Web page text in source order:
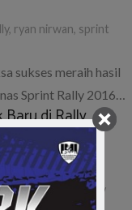
, ryan nirwan, sprint
sukses meraih hasil
Sprint Rally 2016…
di Rally
tarmac 2015
rally